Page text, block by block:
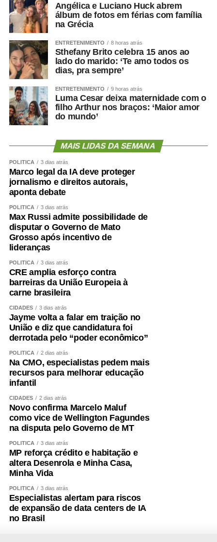
Angélica e Luciano Huck abrem
álbum de fotos em férias com família
na Grécia
ENTRETENIMENTO 8 horas atrás
Sthefany Brito celebra 15 anos ao
lado do marido: ‘Te amo todos os
dias, pra sempre’
ENTRETENIMENTO 9 horas atrás
Luma Cesar deixa maternidade com o
filho Arthur nos braços: ‘Maior amor
do mundo’
MAIS LIDAS DA SEMANA
POLÍTICA 3 dias atrás
Marco legal da IA deve proteger
jornalismo e direitos autorais,
aponta debate
POLÍTICA 3 dias atrás
Max Russi admite possibilidade de
disputar o Governo de Mato
Grosso após incentivo de
lideranças
POLÍTICA 3 dias atrás
CRE amplia esforço contra
barreiras da União Europeia à
carne brasileira
CIDADES 3 dias atrás
Jayme volta a falar em traição no
União e diz que candidatura foi
derrotada pelo “poder econômico”
POLÍTICA 2 dias atrás
Na CMO, especialistas pedem mais
recursos para melhorar educação
infantil
CIDADES 2 dias atrás
Novo confirma Marcelo Maluf
como vice de Wellington Fagundes
na disputa pelo Governo de MT
POLÍTICA 3 dias atrás
MP reforça crédito e habitação e
altera Desenrola e Minha Casa,
Minha Vida
POLÍTICA 3 dias atrás
Especialistas alertam para riscos
de expansão de data centers de IA
no Brasil